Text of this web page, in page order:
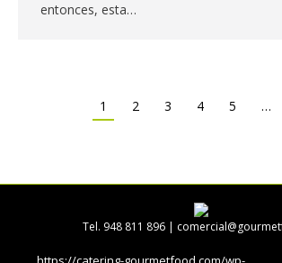
entonces, esta…
1 2 3 4 5 …
Tel. 948 811 896 |